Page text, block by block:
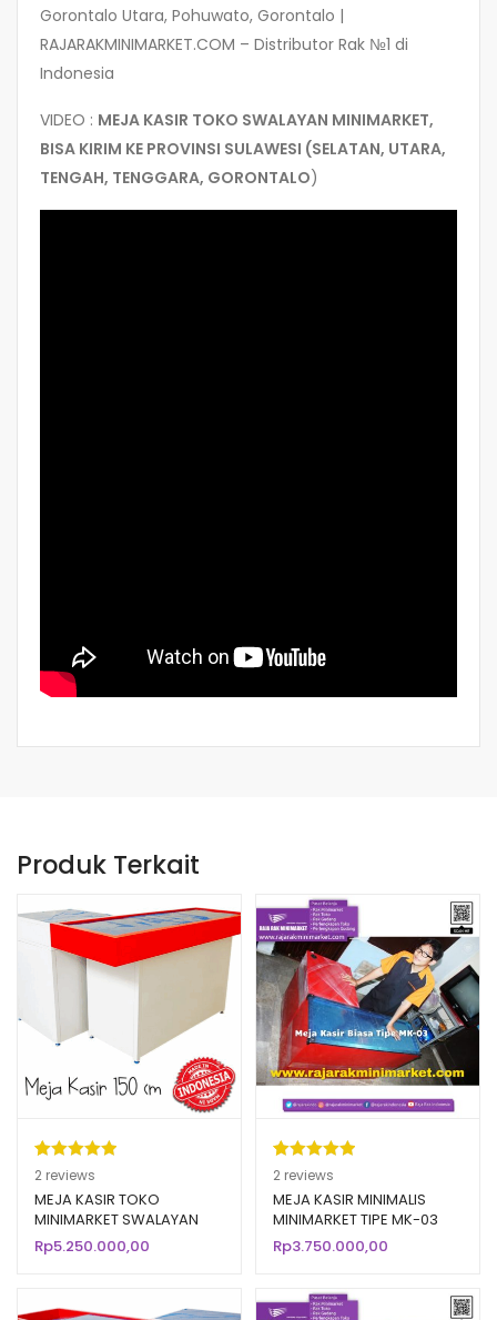
Gorontalo Utara, Pohuwato, Gorontalo |
RAJARAKMINIMARKET.COM – Distributor Rak №1 di
Indonesia
VIDEO : MEJA KASIR TOKO SWALAYAN MINIMARKET,
BISA KIRIM KE PROVINSI SULAWESI (SELATAN, UTARA,
TENGAH, TENGGARA, GORONTALO)
Produk Terkait
Peringkat
5.00 dari 5
berdasarka
n
2
penilaian
2 reviews
MEJA KASIR TOKO
MINIMARKET SWALAYAN
BAHAN BESI TIPE MK-05
SK-150
Rp5.250.000,00
Peringkat
5.00 dari 5
berdasarka
n
2
penilaian
2 reviews
MEJA KASIR MINIMALIS
MINIMARKET TIPE MK-03
RAJA RAK
Rp3.750.000,00